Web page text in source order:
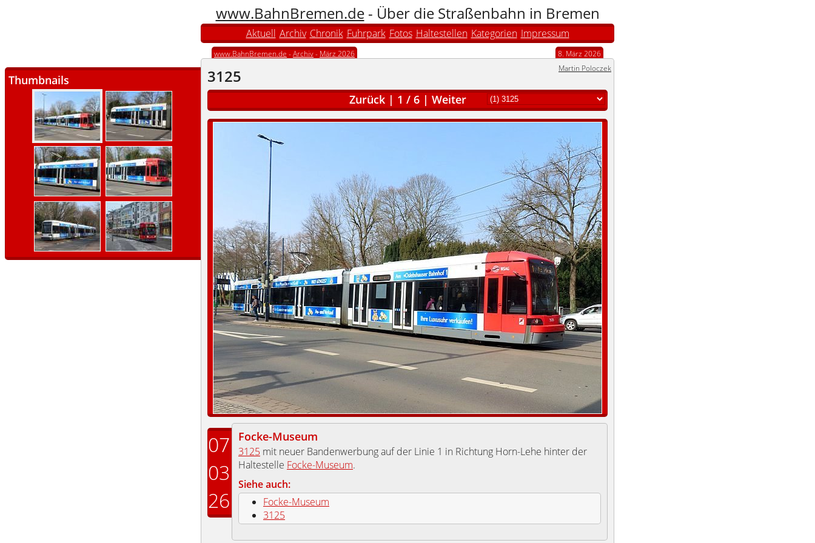
www.BahnBremen.de- Über die Straßenbahn in Bremen
Aktuell Archiv Chronik Fuhrpark Fotos Haltestellen Kategorien Impressum
Thumbnails
www.BahnBremen.de -Archiv- März 2026 8. März 2026
3125 Martin Poloczek
Zurück | 1 / 6 | Weiter
07
03
26
Focke-Museum
3125 mit neuer Bandenwerbung auf der Linie 1 in Richtung Horn-Lehe hinter der
Haltestelle Focke-Museum.
Siehe auch:
Focke-Museum
3125